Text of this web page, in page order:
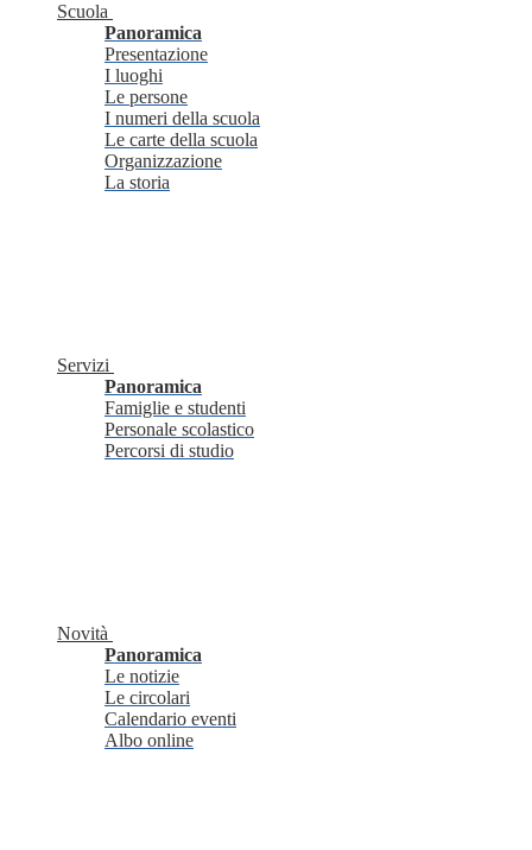
Scuola
Panoramica
Presentazione
I luoghi
Le persone
I numeri della scuola
Le carte della scuola
Organizzazione
La storia
Servizi
Panoramica
Famiglie e studenti
Personale scolastico
Percorsi di studio
Novità
Panoramica
Le notizie
Le circolari
Calendario eventi
Albo online